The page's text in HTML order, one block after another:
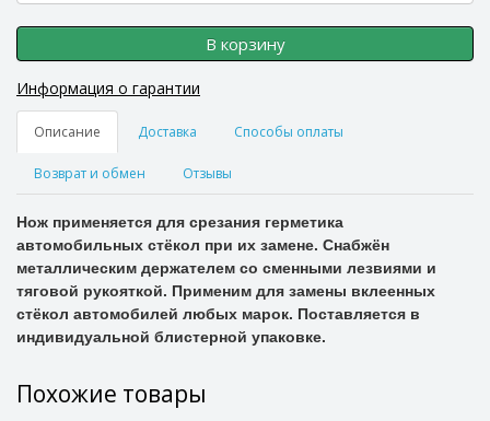
В корзину
Информация о гарантии
Описание Доставка Способы оплаты
Возврат и обмен Отзывы
Нож применяется для срезания герметика
автомобильных стёкол при их замене. Снабжён
металлическим держателем со сменными лезвиями и
тяговой рукояткой. Применим для замены вклеенных
стёкол автомобилей любых марок. Поставляется в
индивидуальной блистерной упаковке.
Похожие товары